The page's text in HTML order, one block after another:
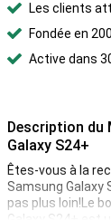
Les clients
Fondée en
Active dans
Description du
Galaxy S24+
Êtes-vous à la
Samsung Galaxy
pas plus loin!Le